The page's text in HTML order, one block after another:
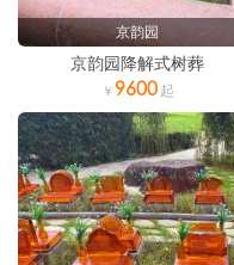
京韵园
京韵园降解式树葬
9600